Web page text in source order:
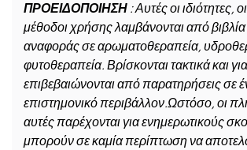
ΠΡΟΕΙΔΟΠΟΙΗΣΗ: Αυτές οι ιδιότητες,
μέθοδοι χρήσης λαμβάνονται από
αναφοράς σε αρωματοθεραπεία,
φυτοθεραπεία. Βρίσκονται τακτικά και
επιβεβαιώνονται από παρατηρήσεις σε
επιστημονικό περιβάλλον.Ωστόσο, οι
αυτές παρέχονται για ενημερωτικούς
μπορούν σε καμία περίπτωση να